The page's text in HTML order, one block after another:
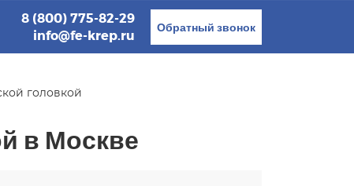
8 (800) 775-82-29
info@fe-krep.ru
Обратный звонок
головкой
в Москве